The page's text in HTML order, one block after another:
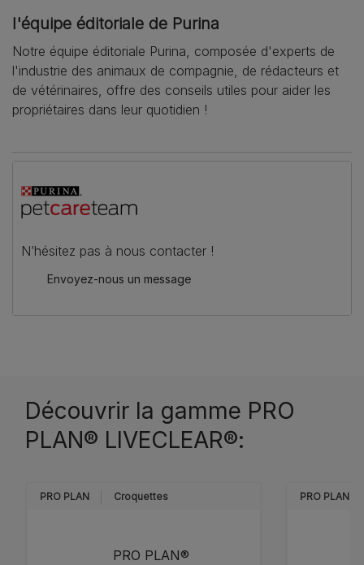
l'équipe éditoriale de Purina
Notre équipe éditoriale Purina, composée d'experts de
l'industrie des animaux de compagnie, de rédacteurs et
de vétérinaires, offre des conseils utiles pour aider les
propriétaires dans leur quotidien !
N’hésitez pas à nous contacter !
Envoyez-nous un message
Découvrir la gamme PRO
PLAN® LIVECLEAR®:
PRO PLAN Croquettes
PRO PLAN®
PRO PLAN